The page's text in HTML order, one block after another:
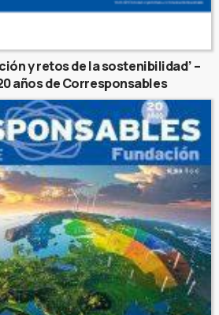
y retos de la sostenibilidad’ –
años de Corresponsables